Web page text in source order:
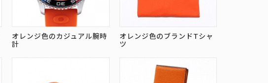
オレンジ色のカジュアル腕時
計
オレンジ色のブランドTシャ
ツ